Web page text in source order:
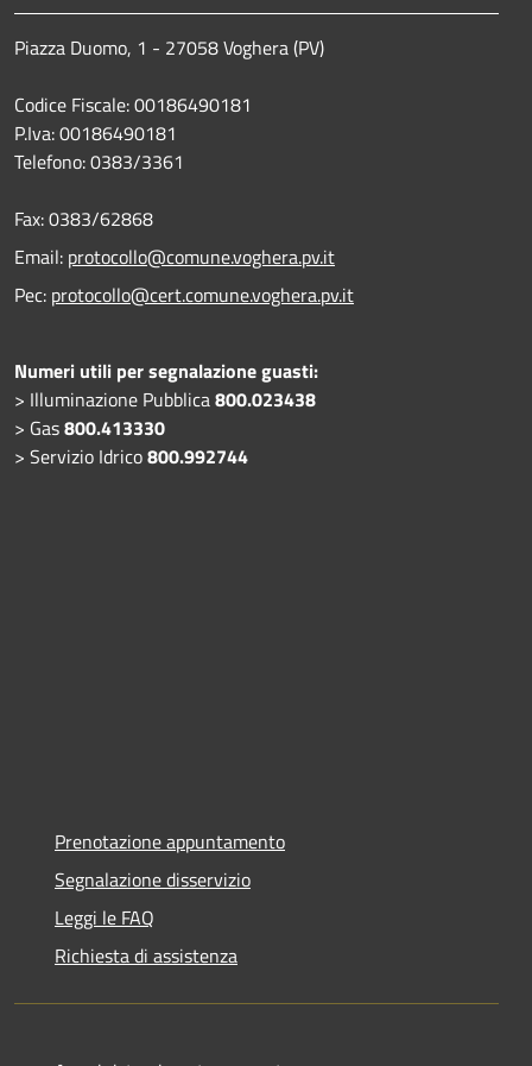
Piazza Duomo, 1 - 27058 Voghera (PV)
Codice Fiscale: 00186490181
P.Iva: 00186490181
Telefono:0383/3361
Fax:0383/62868
Email: protocollo@comune.voghera.pv.it
Pec: protocollo@cert.comune.voghera.pv.it
Numeri utili per segnalazione guasti:
> Illuminazione Pubblica800.023438
> Gas800.413330
> Servizio Idrico800.992744
Prenotazione appuntamento
Segnalazione disservizio
Leggi le FAQ
Richiesta di assistenza